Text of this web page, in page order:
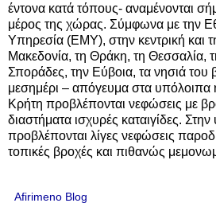
έντονα κατά τόπους- αναμένονται
μέρος της χώρας. Σύμφωνα με την
Υπηρεσία (ΕΜΥ), στην κεντρική και
Μακεδονία, τη Θράκη, τη Θεσσαλία,
Σποράδες, την Εύβοια, τα νησιά του
μεσημέρι – απόγευμα στα υπόλοιπα
Κρήτη προβλέπονται νεφώσεις με
διαστήματα ισχυρές καταιγίδες.
προβλέπονται λίγες νεφώσεις
τοπικές βροχές και πιθανώς
Afirimeno Blog